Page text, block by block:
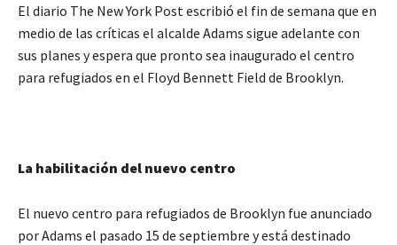
El diario The New York Post escribió el fin de semana que en
medio de las críticas el alcalde Adams sigue adelante con
sus planes y espera que pronto sea inaugurado el centro
para refugiados en el Floyd Bennett Field de Brooklyn.
La habilitación del nuevo centro
El nuevo centro para refugiados de Brooklyn fue anunciado
por Adams el pasado 15 de septiembre y está destinado